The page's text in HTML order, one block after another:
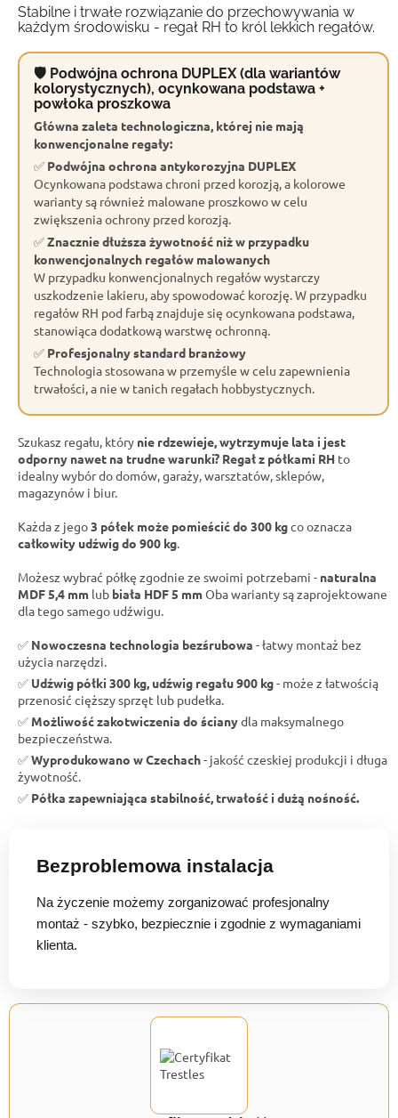
Stabilne i trwałe rozwiązanie do przechowywania w
każdym środowisku - regał RH to król lekkich regałów.
🛡 Podwójna ochrona DUPLEX (dla wariantów
kolorystycznych), ocynkowana podstawa +
powłoka proszkowa
Główna zaleta technologiczna, której nie mają
konwencjonalne regały:
✅ Podwójna ochrona antykorozyjna DUPLEX
Ocynkowana podstawa chroni przed korozją, a kolorowe
warianty są również malowane proszkowo w celu
zwiększenia ochrony przed korozją.
✅Znacznie dłuższa żywotność niż w przypadku
konwencjonalnych regałów malowanych
W przypadku konwencjonalnych regałów wystarczy
uszkodzenie lakieru, aby spowodować korozję. W przypadku
regałów RH pod farbą znajduje się ocynkowana podstawa,
stanowiąca dodatkową warstwę ochronną.
✅ Profesjonalny standard branżowy
Technologia stosowana w przemyśle w celu zapewnienia
trwałości, a nie w tanich regałach hobbystycznych.
Szukasz regału, który nie rdzewieje, wytrzymuje lata i jest
odporny nawet na trudne warunki? Regał z półkami RH to
idealny wybór do domów, garaży, warsztatów, sklepów,
magazynów i biur.
Każda z jego3 półek może pomieścić do 300 kgco oznacza
całkowity udźwig do 900 kg
Możesz wybrać półkę zgodnie ze swoimi potrzebami - naturalna
MDF 5,4 mm lub biała HDF 5 mmOba warianty są zaprojektowane
dla tego samego udźwigu.
✅ Nowoczesna technologia bezśrubowa - łatwy montaż bez
użycia narzędzi.
✅ Udźwig półki 300 kg, udźwig regału 900 kg- może z łatwością
przenosić cięższy sprzęt lub pudełka.
✅ Możliwość zakotwiczenia do ścianydla maksymalnego
bezpieczeństwa.
✅Wyprodukowano w Czechach- jakość czeskiej produkcji i długa
żywotność.
✅ Półka zapewniająca stabilność, trwałość i dużą nośność.
Bezproblemowa instalacja
Na życzenie możemy zorganizować profesjonalny
montaż - szybko, bezpiecznie i zgodnie z wymaganiami
klienta.